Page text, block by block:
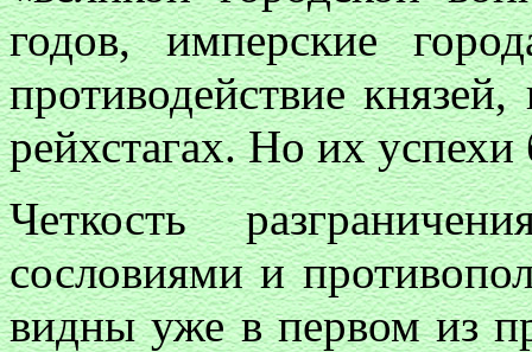
годов, имперские
противодействие
рейхстагах. Но их
Четкость
сословиями и
видны уже в первом из